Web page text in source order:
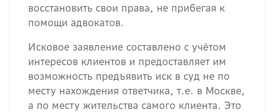
восстановить свои права, не прибегая к
помощи адвокатов.
Исковое заявление составлено с учётом
интересов клиентов и предоставляет им
возможность предъявить иск в суд не по
месту нахождения ответчика, т.е. в Москве,
а по месту жительства самого клиента. Это